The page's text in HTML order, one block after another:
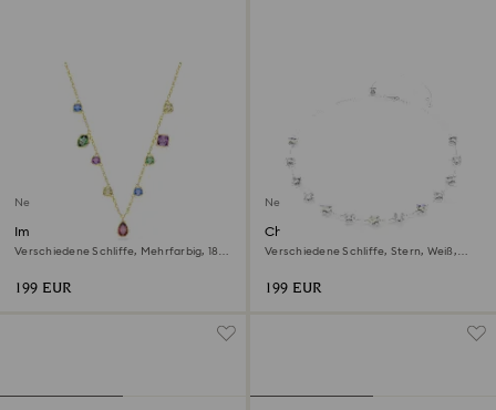
Neu
Imber Halskette
Verschiedene Schliffe, Mehrfarbig, 18K
199 EUR
Neu
Chroma Halskette
Verschiedene Schliffe, Stern, Weiß,
199 EUR